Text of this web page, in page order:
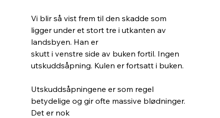
Vi blir så vist frem til den skadde som
ligger under et stort tre i utkanten av
landsbyen. Han er
skutt i venstre side av buken fortil. Ingen
utskuddsåpning. Kulen er fortsatt i buken.
Utskuddsåpningene er som regel
betydelige og gir ofte massive blødninger.
Det er nok